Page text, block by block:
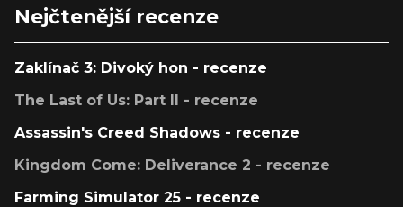
Nejčtenější recenze
Zaklínač 3: Divoký hon - recenze
The Last of Us: Part II - recenze
Assassin's Creed Shadows - recenze
Kingdom Come: Deliverance 2 - recenze
Farming Simulator 25 - recenze